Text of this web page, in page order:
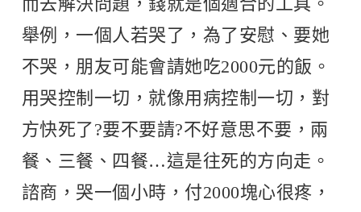
舉例，一個人若哭了，為了安慰、要她
不哭，朋友可能會請她吃2000元的飯。
用哭控制一切，就像用病控制一切，對
方快死了?要不要請?不好意思不要，兩
餐、三餐、四餐…這是往死的方向走。
諮商，哭一個小時，付2000塊心很疼，